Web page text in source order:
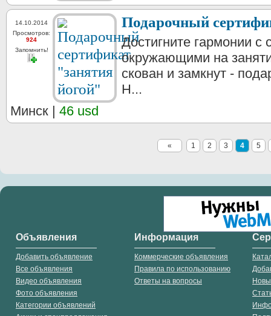
14.10.2014
Просмотров:
924
Запомнить!
Подарочный
Достигните гармонии с
окружающими на
скован и замкнут -
Н...
Минск | 46 usd
« 1 2 3 4 5
Объявления
Добавить объявление
Все объявления
Видео объявления
Фото объявления
Категории объявлений
Информация
Коммерческие объявления
Правила по использованию
Ответы на вопросы